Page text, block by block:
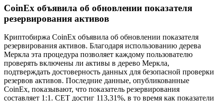
CoinEx объявила об обновлении показателя
резервирования активов
Криптобиржа CoinEx объявила об обновлении показателя
резервирования активов. Благодаря использованию дерева
Меркла эта процедура позволяет каждому пользователю
проверять включены ли активы в дерево Меркла,
подтверждать достоверность данных для безопасной проверки
резервов активов. Последние данные, опубликованные
CoinEx, показывают, что показатель резервирования
составляет 1:1. CET достиг 113,31%, в то время как показатели